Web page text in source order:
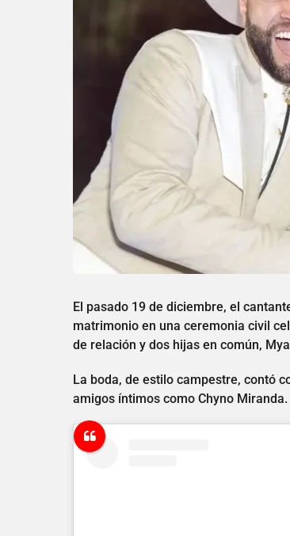
El pasado 19 de diciembre, el
matrimonio en una ceremonia civil
de relación y dos hijas en común,
La boda, de estilo campestre, contó
amigos íntimos como Chyno Miranda.